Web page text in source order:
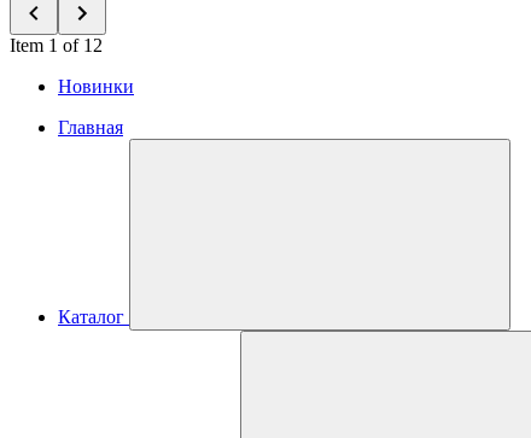
Item 1 of 12
Новинки
Главная
Каталог